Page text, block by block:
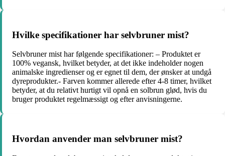
Hvilke specifikationer har selvbruner mist?
Selvbruner mist har følgende specifikationer: – Produktet er
100% vegansk, hvilket betyder, at det ikke indeholder nogen
animalske ingredienser og er egnet til dem, der ønsker at undgå
dyreprodukter.- Farven kommer allerede efter 4-8 timer, hvilket
betyder, at du relativt hurtigt vil opnå en solbrun glød, hvis du
bruger produktet regelmæssigt og efter anvisningerne.
Hvordan anvender man selvbruner mist?